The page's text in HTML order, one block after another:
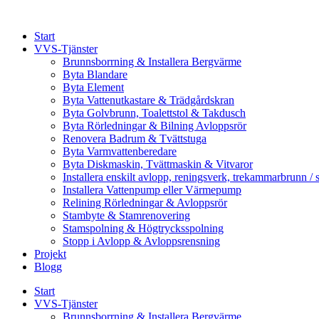
contentStart
VVS-Tjänster
Brunnsborrning & Installera Bergvärme
Byta Blandare
Byta Element
Byta Vattenutkastare & Trädgårdskran
Byta Golvbrunn, Toalettstol & Takdusch
Byta Rörledningar & Bilning Avloppsrör
Renovera Badrum & Tvättstuga
Byta Varmvattenberedare
Byta Diskmaskin, Tvättmaskin & Vitvaror
Installera enskilt avlopp, reningsverk, trekammarbrunn /
Installera Vattenpump eller Värmepump
Relining Rörledningar & Avloppsrör
Stambyte & Stamrenovering
Stamspolning & Högtrycksspolning
Stopp i Avlopp & Avloppsrensning
Projekt
Blogg
Start
VVS-Tjänster
Brunnsborrning & Installera Bergvärme